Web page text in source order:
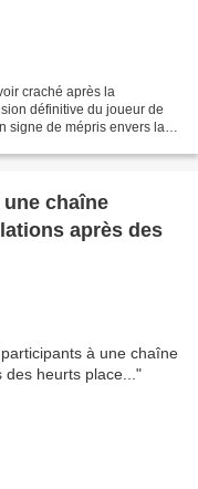
craché après la
définitive du joueur de
signe de mépris envers la
une chaîne
après des